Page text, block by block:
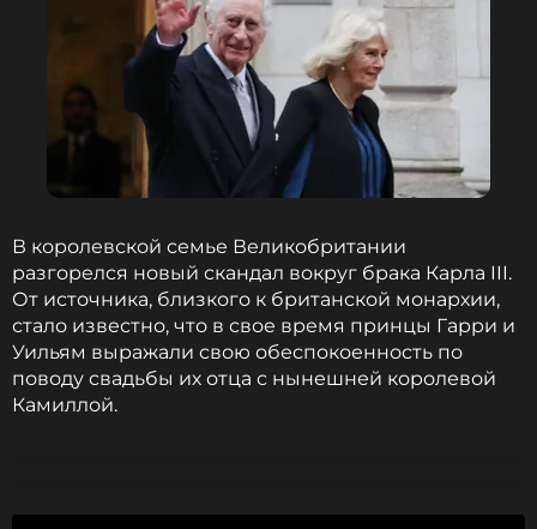
В королевской семье Великобритании
разгорелся новый скандал вокруг брака Карла III.
От источника, близкого к британской монархии,
стало известно, что в свое время принцы Гарри и
Уильям выражали свою обеспокоенность по
поводу свадьбы их отца с нынешней королевой
Камиллой.